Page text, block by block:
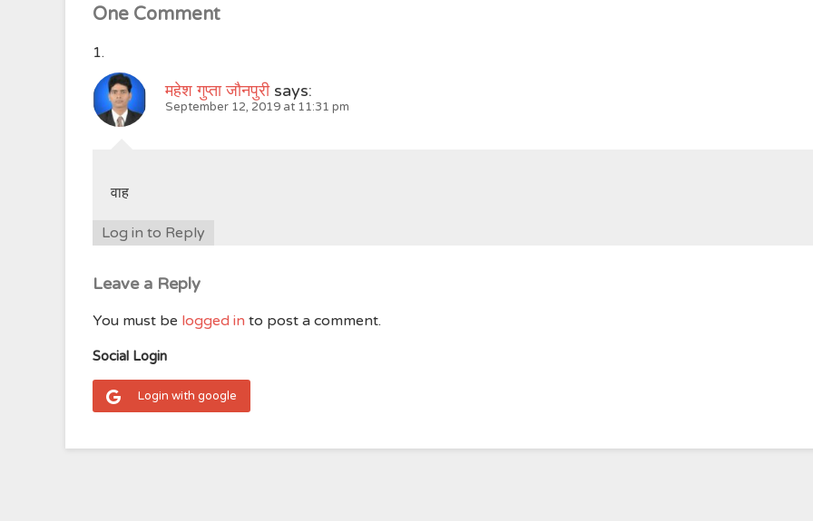
One Comment
महेश गुप्ता जौनपुरी says:
September 12, 2019 at 11:31 pm
वाह
Log in to Reply
Leave a Reply
You must be logged in to post a comment.
Social Login
Login with google